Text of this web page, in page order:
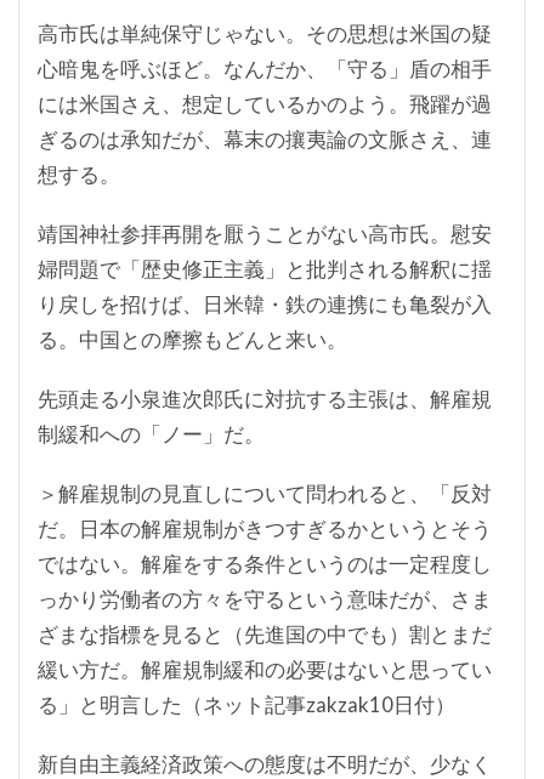
高市氏は単純保守じゃない。その思想は米国の疑
心暗鬼を呼ぶほど。なんだか、「守る」盾の相手
には米国さえ、想定しているかのよう。飛躍が過
ぎるのは承知だが、幕末の攘夷論の文脈さえ、連
想する。
靖国神社参拝再開を厭うことがない高市氏。慰安
婦問題で「歴史修正主義」と批判される解釈に揺
り戻しを招けば、日米韓・鉄の連携にも亀裂が入
る。中国との摩擦もどんと来い。
先頭走る小泉進次郎氏に対抗する主張は、解雇規
制緩和への「ノー」だ。
＞解雇規制の見直しについて問われると、「反対
だ。日本の解雇規制がきつすぎるかというとそう
ではない。解雇をする条件というのは一定程度し
っかり労働者の方々を守るという意味だが、さま
ざまな指標を見ると（先進国の中でも）割とまだ
緩い方だ。解雇規制緩和の必要はないと思ってい
る」と明言した（ネット記事zakzak10日付）
新自由主義経済政策への態度は不明だが、少なく